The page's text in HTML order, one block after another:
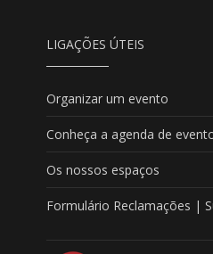
LIGAÇÕES ÚTEIS
Organizar um evento
Conheça a agenda de
Os nossos espaços
Formulário Reclamações |